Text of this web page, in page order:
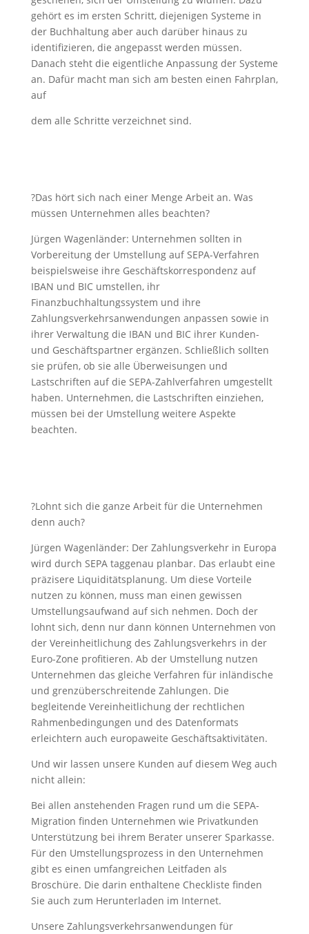
gehört es im ersten Schritt, diejenigen Systeme in
der Buchhaltung aber auch darüber hinaus zu
identifizieren, die angepasst werden müssen.
Danach steht die eigentliche Anpassung der Systeme
an. Dafür macht man sich am besten einen Fahrplan,
auf
dem alle Schritte verzeichnet sind.
?Das hört sich nach einer Menge Arbeit an. Was
müssen Unternehmen alles beachten?
Jürgen Wagenländer: Unternehmen sollten in
Vorbereitung der Umstellung auf SEPA-Verfahren
beispielsweise ihre Geschäftskorrespondenz auf
IBAN und BIC umstellen, ihr
Finanzbuchhaltungssystem und ihre
Zahlungsverkehrsanwendungen anpassen sowie in
ihrer Verwaltung die IBAN und BIC ihrer Kunden-
und Geschäftspartner ergänzen. Schließlich sollten
sie prüfen, ob sie alle Überweisungen und
Lastschriften auf die SEPA-Zahlverfahren umgestellt
haben. Unternehmen, die Lastschriften einziehen,
müssen bei der Umstellung weitere Aspekte
beachten.
?Lohnt sich die ganze Arbeit für die Unternehmen
denn auch?
Jürgen Wagenländer: Der Zahlungsverkehr in Europa
wird durch SEPA taggenau planbar. Das erlaubt eine
präzisere Liquiditätsplanung. Um diese Vorteile
nutzen zu können, muss man einen gewissen
Umstellungsaufwand auf sich nehmen. Doch der
lohnt sich, denn nur dann können Unternehmen von
der Vereinheitlichung des Zahlungsverkehrs in der
Euro-Zone profitieren. Ab der Umstellung nutzen
Unternehmen das gleiche Verfahren für inländische
und grenzüberschreitende Zahlungen. Die
begleitende Vereinheitlichung der rechtlichen
Rahmenbedingungen und des Datenformats
erleichtern auch europaweite Geschäftsaktivitäten.
Und wir lassen unsere Kunden auf diesem Weg auch
nicht allein:
Bei allen anstehenden Fragen rund um die SEPA-
Migration finden Unternehmen wie Privatkunden
Unterstützung bei ihrem Berater unserer Sparkasse.
Für den Umstellungsprozess in den Unternehmen
gibt es einen umfangreichen Leitfaden als
Broschüre. Die darin enthaltene Checkliste finden
Sie auch zum Herunterladen im Internet.
Unsere Zahlungsverkehrsanwendungen für